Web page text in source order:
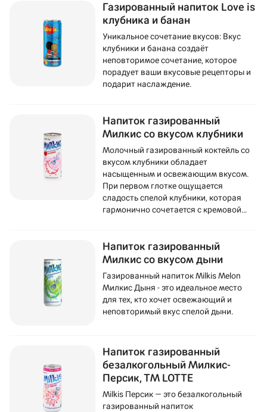
Газированный напиток Love is
клубника и банан
Уникальное сочетание вкусов: Вкус
клубники и банана создаёт
неповторимое сочетание, которое
порадует ваши вкусовые рецепторы и
подарит наслаждение.
Напиток газированный
Милкис со вкусом клубники
Молочный газированный коктейль со
вкусом клубники обладает
насыщенным и освежающим вкусом.
При первом глотке ощущается
сладость спелой клубники, которая
гармонично сочетается с кремовой
Напиток газированный
Милкис со вкусом дыни
Газированный напиток Milkis Melon
Милкис Дыня - это идеальное место
для тех, кто хочет освежающий и
неповторимый вкус спелой дыни.
Напиток газированный
безалкогольный Милкис-
Персик, ТМ LOTTE
Milkis Персик — это безалкогольный
газированный напиток